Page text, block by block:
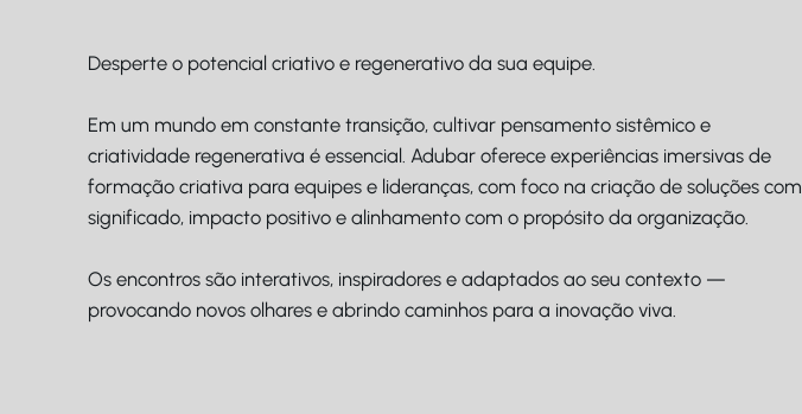
Desperte o potencial criativo e regenerativo da sua equipe.
Em um mundo em constante transição, cultivar pensamento sistêmico e
criatividade regenerativa é essencial. Adubar oferece experiências imersivas de
formação criativa para equipes e lideranças, com foco na criação de soluções com
significado, impacto positivo e alinhamento com o propósito da organização.
Os encontros são interativos, inspiradores e adaptados ao seu contexto —
provocando novos olhares e abrindo caminhos para a inovação viva.